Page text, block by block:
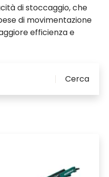
di stoccaggio, che
di movimentazione
efficienza e
Cerca